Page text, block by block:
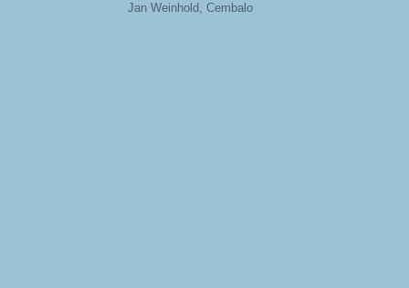
Jan Weinhold, Cembalo